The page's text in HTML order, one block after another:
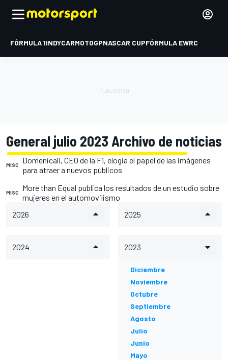
FÓRMULA 1INDYCARMOTOGPNASCAR CUPFÓRMULA EWRC
General julio 2023 Archivo de noticias
MISC
Domenicali, CEO de la F1, elogia el papel de las imágenes
para atraer a nuevos públicos
MISC
More than Equal publica los resultados de un estudio sobre
mujeres en el automovilismo
2026
2025
2024 2023
Diciembre
Noviembre
Octubre
Septiembre
Agosto
Julio
Junio
Mayo